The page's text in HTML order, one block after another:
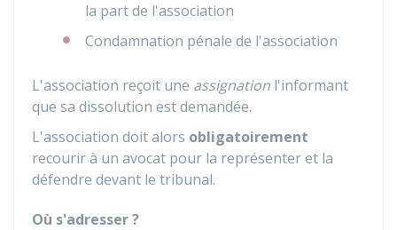
la part de l'association
Condamnation pénale de l'association
L'association reçoit une assignation l'informant
que sa dissolution est demandée.
L'association doit alors obligatoirement
recourir à un avocat pour la représenter et la
défendre devant le tribunal.
Où s'adresser ?